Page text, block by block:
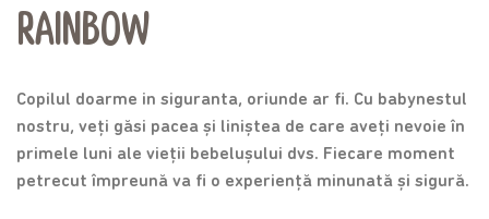
Rainbow
Copilul doarme in siguranta, oriunde ar fi. Cu babynestul
nostru, veți găsi pacea și liniștea de care aveți nevoie în
primele luni ale vieții bebelușului dvs. Fiecare moment
petrecut împreună va fi o experiență minunată și sigură.